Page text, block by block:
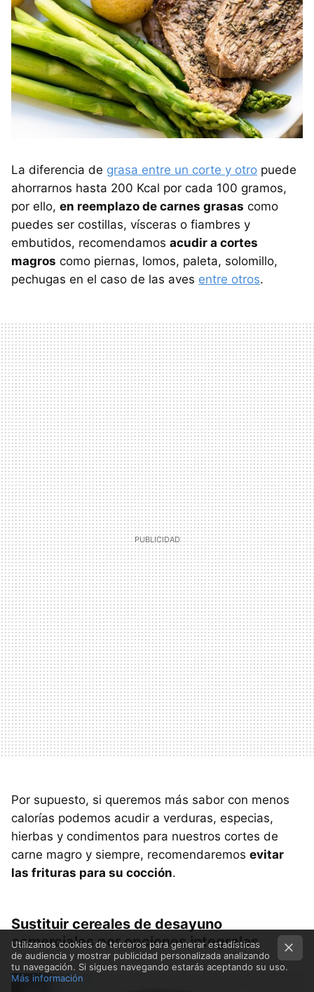
La diferencia de grasa entre un corte y otro puede
ahorrarnos hasta 200 Kcal por cada 100 gramos,
por ello, en reemplazo de carnes grasas como
puedes ser costillas, vísceras o fiambres y
embutidos, recomendamos acudir a cortes
magros como piernas, lomos, paleta, solomillo,
pechugas en el caso de las aves entre otros.
Por supuesto, si queremos más sabor con menos
calorías podemos acudir a verduras, especias,
hierbas y condimentos para nuestros cortes de
carne magro y siempre, recomendaremos evitar
las frituras para su cocción.
Sustituir cereales de desayuno
comerciales por opciones integrales
Utilizamos cookies de terceros para generar estadísticas
de audiencia y mostrar publicidad personalizada analizando
tu navegación. Si sigues navegando estarás aceptando su uso.
Más información